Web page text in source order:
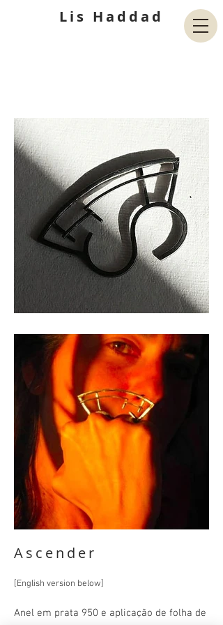
Lis Haddad
Ascender
[English version below]
Anel em prata 950 e aplicação de folha de